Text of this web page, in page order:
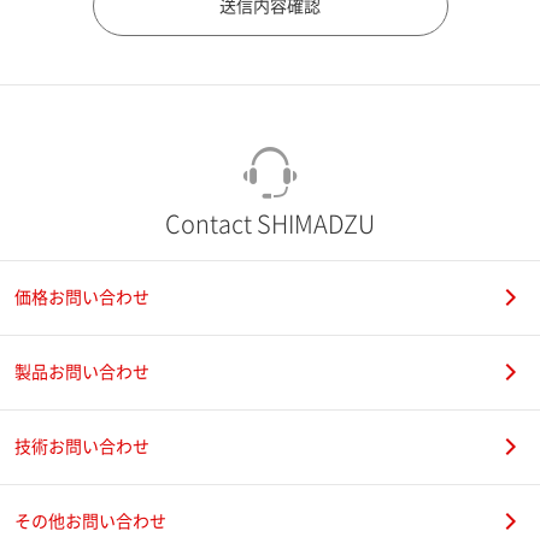
Contact SHIMADZU
価格お問い合わせ
製品お問い合わせ
技術お問い合わせ
その他お問い合わせ